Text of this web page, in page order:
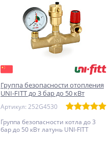
Группа безопасности отопления
UNI-FITT до 3 бар до 50 кВт
Артикул: 252G4530
Группа безопасности котла до 3
бар до 50 кВт латунь UNI-FITT